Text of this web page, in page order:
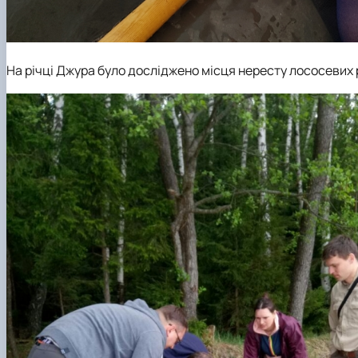
На річці Джура було досліджено місця нересту лососевих